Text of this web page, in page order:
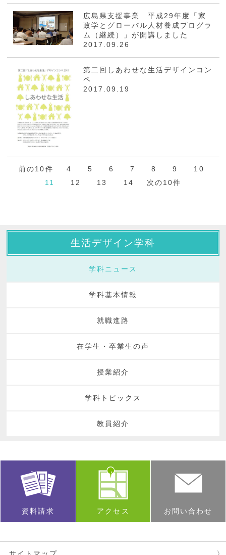
広島県支援事業 平成29年度「家
政学とグローバル人材養成プログラ
ム（継続）」が開講しました
2017.09.26
第二回しあわせな生活デザインコン
ペ
2017.09.19
前の10件 4 5 6 7 8 9
10
11
12 13 14 次の10件
生活デザイン学科
学科ニュース
学科基本情報
就職進路
在学生・卒業生の声
授業紹介
学科トピックス
教員紹介
資料請求 アクセス お問い合わせ